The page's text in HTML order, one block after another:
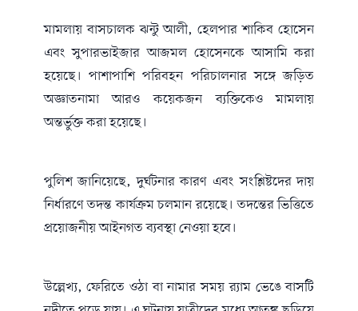
মামলায় বাসচালক ঝন্টু আলী, হেলপার শাকিব হোসেন
এবং সুপারভাইজার আজমল হোসেনকে আসামি করা
হয়েছে। পাশাপাশি পরিবহন পরিচালনার সঙ্গে জড়িত
অজ্ঞাতনামা আরও কয়েকজন ব্যক্তিকেও মামলায়
অন্তর্ভুক্ত করা হয়েছে।
পুলিশ জানিয়েছে, দুর্ঘটনার কারণ এবং সংশ্লিষ্টদের দায়
নির্ধারণে তদন্ত কার্যক্রম চলমান রয়েছে। তদন্তের ভিত্তিতে
প্রয়োজনীয় আইনগত ব্যবস্থা নেওয়া হবে।
উল্লেখ্য, ফেরিতে ওঠা বা নামার সময় র‌্যাম ভেঙে বাসটি